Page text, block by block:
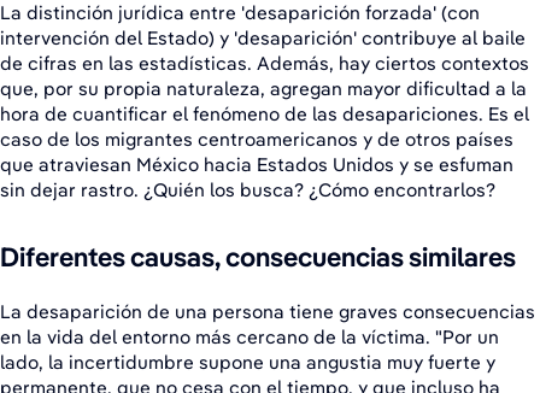
La distinción jurídica entre 'desaparición forzada' (con
intervención del Estado) y 'desaparición' contribuye al baile
de cifras en las estadísticas. Además, hay ciertos contextos
que, por su propia naturaleza, agregan mayor dificultad a la
hora de cuantificar el fenómeno de las desapariciones. Es el
caso de los migrantes centroamericanos y de otros países
que atraviesan México hacia Estados Unidos y se esfuman
sin dejar rastro. ¿Quién los busca? ¿Cómo encontrarlos?
Diferentes causas, consecuencias similares
La desaparición de una persona tiene graves consecuencias
en la vida del entorno más cercano de la víctima. "Por un
lado, la incertidumbre supone una angustia muy fuerte y
permanente, que no cesa con el tiempo, y que incluso ha